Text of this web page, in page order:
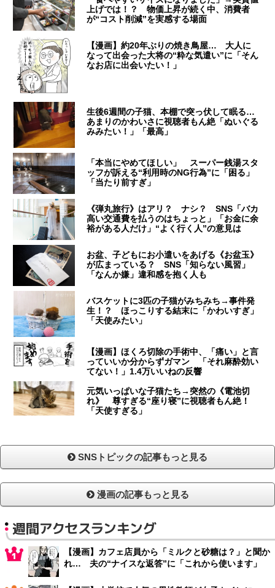
上げでは！？ 物価上昇が続く中、消費者
が“コスト削減”を実感する場面
【漫画】約20年ぶりの焼き鳥屋… 大人に
なって出会った大将の“粋な気遣い”に「そん
なお店に出会いたい！」
生後6週間の子猫、本棚で突っ伏して眠る…
あまりのかわいさに視聴者もん絶「ぬいぐる
みみたい！」「最高」
「本当にやめてほしい」 スーパー銭湯スタ
ッフが訴える“利用時のNG行為”に「困る」
「当たり前すぎ」
《弾丸旅行》はアリ？ ナシ？ SNS「バカ
高い交通費を払うのはちょっと」「お金に余
裕がある人だけ」“よく行く人”の意見は
お盆、子どもにお小遣いをあげる《お盆玉》
が広まっている？ SNS「知らない風習」
「なんか嫌」違和感を抱く人も
バスケットに3匹の子猫がみちみち→事件発
生！？ ほっこりする結末に「かわいすぎ」
「天使みたい」
【漫画】ほくろ切除の手術中、「痛い」と言
っていいか分からずガマン 「それ麻酔効い
てない！」1.4万いいねの反響
元気いっぱいな子猫たち→突然の《電池切
れ》 尊すぎる“座り寝”に視聴者もん絶！
「天使すぎる」
SNSトピックの記事もっと見る
漫画の記事もっと見る
週間アクセスランキング
【漫画】カフェ店員から「ミルクと砂糖は？」と聞か
れ… 夫の“ナイスな返答”に「これから使います」